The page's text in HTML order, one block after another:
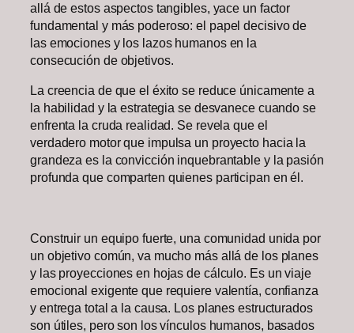
allá de estos aspectos tangibles, yace un factor
fundamental y más poderoso: el papel decisivo de
las emociones y los lazos humanos en la
consecución de objetivos.
La creencia de que el éxito se reduce únicamente a
la habilidad y la estrategia se desvanece cuando se
enfrenta la cruda realidad. Se revela que el
verdadero motor que impulsa un proyecto hacia la
grandeza es la convicción inquebrantable y la pasión
profunda que comparten quienes participan en él.
Construir un equipo fuerte, una comunidad unida por
un objetivo común, va mucho más allá de los planes
y las proyecciones en hojas de cálculo. Es un viaje
emocional exigente que requiere valentía, confianza
y entrega total a la causa. Los planes estructurados
son útiles, pero son los vínculos humanos, basados